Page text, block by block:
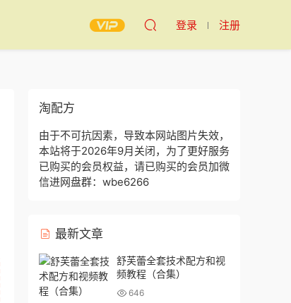
登录 注册
淘配方
由于不可抗因素，导致本网站图片失效，
本站将于2026年9月关闭，为了更好服务
已购买的会员权益，请已购买的会员加微
信进网盘群：wbe6266
最新文章
舒芙蕾全套技术配方和视
频教程（合集）
646